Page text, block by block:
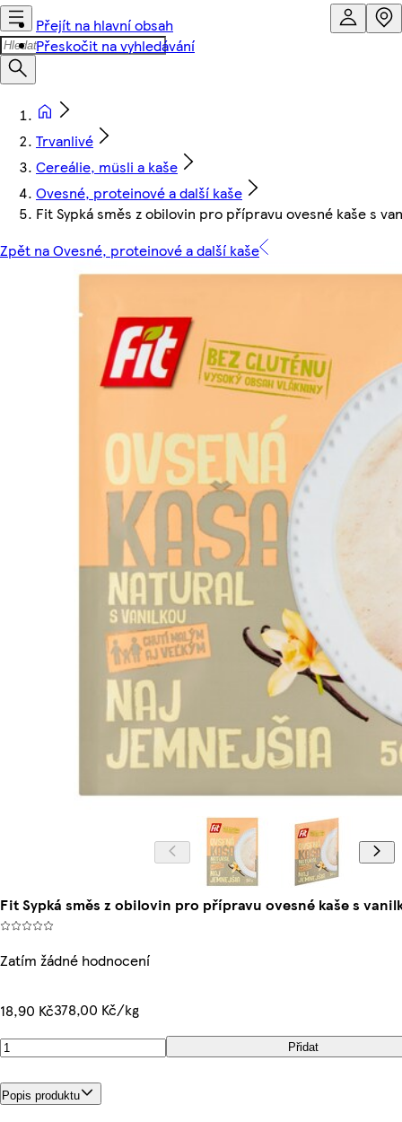
Přejít na hlavní obsah
Přeskočit na vyhledávání
Trvanlivé
Cereálie, müsli a kaše
Ovesné, proteinové a další kaše
Fit Sypká směs z obilovin pro přípravu ovesné kaše s
Zpět na Ovesné, proteinové a další kaše
Fit Sypká směs z obilovin pro přípravu ovesné kaše s
Zatím žádné hodnocení
18,90 Kč378,00 Kč/kg
Přidat
Popis produktu